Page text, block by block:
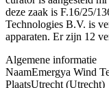
deze zaak is F.16/25/
Technologies B.V. is
apparaten. Er zijn 12
Algemene informatie
NaamEmergya Wind
PlaatsUtrecht (Utrecht)